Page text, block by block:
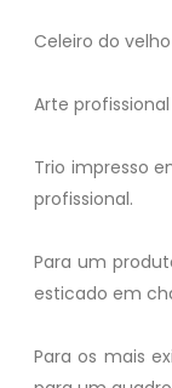
Celeiro do
Arte
Trio impresso
profissional.
Para um
esticado em
Para os mais